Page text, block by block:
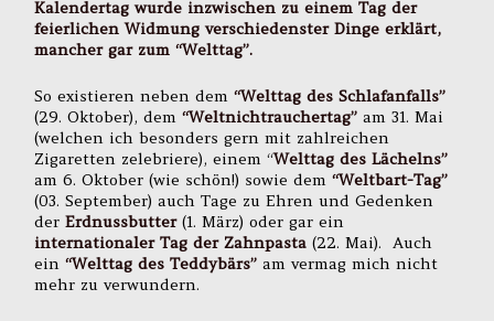
Kalendertag wurde inzwischen zu einem Tag der
feierlichen Widmung verschiedenster Dinge erklärt,
mancher gar zum “Welttag”.
So existieren neben dem“Welttag des Schlafanfalls”
(29. Oktober), dem“Weltnichtrauchertag” am 31. Mai
(welchen ich besonders gern mit zahlreichen
Zigaretten zelebriere), einem “Welttag des Lächelns”
am 6. Oktober (wie schön!) sowie dem“Weltbart-Tag”
(03. September) auch Tage zu Ehren und Gedenken
derErdnussbutter(1. März) oder gar ein
internationaler Tag der Zahnpasta (22. Mai). Auch
ein“Welttag des Teddybärs” am vermag mich nicht
mehr zu verwundern.